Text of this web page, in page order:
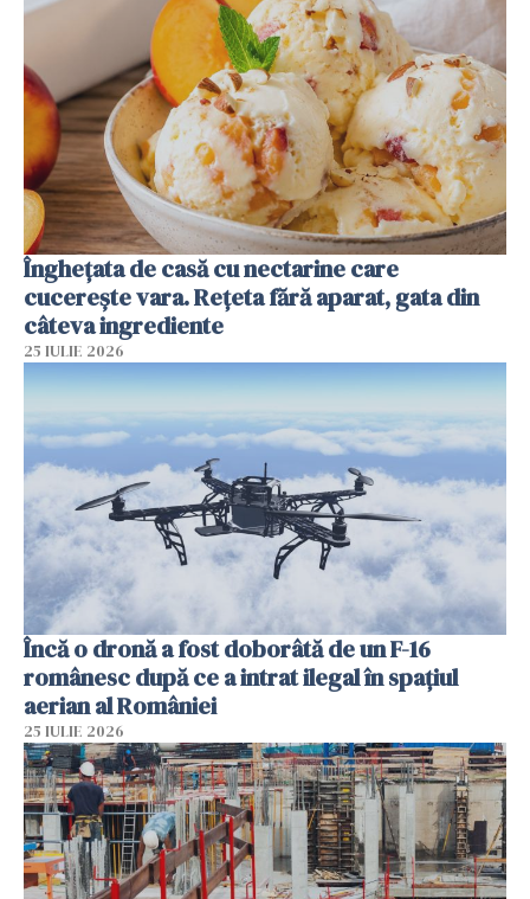
Înghețata de casă cu nectarine care
cucerește vara. Rețeta fără aparat, gata din
câteva ingrediente
25 IULIE 2026
Încă o dronă a fost doborâtă de un F-16
românesc după ce a intrat ilegal în spațiul
aerian al României
25 IULIE 2026